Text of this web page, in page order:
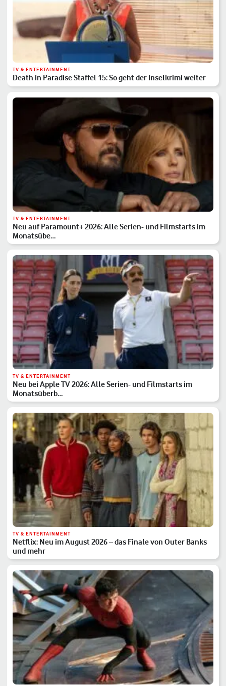
TV & ENTERTAINMENT
Death in Paradise Staffel 15: So geht der Inselkrimi weiter
TV & ENTERTAINMENT
Neu auf Paramount+ 2026: Alle Serien- und Filmstarts im
Monatsübe…
TV & ENTERTAINMENT
Neu bei Apple TV 2026: Alle Serien- und Filmstarts im
Monatsüberb…
TV & ENTERTAINMENT
Netflix: Neu im August 2026 – das Finale von Outer Banks
und mehr